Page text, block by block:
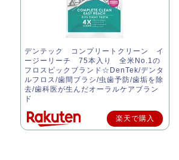
デンテック コンプリートクリーン イ
ージーリーチ 75本入り 全米No.1の
フロスピックブランド☆DenTek/デンタ
ルフロス/歯間ブラシ/虫歯予防/歯垢を除
去/歯科医が生んだオーラルケアブラン
ド
楽天で購入